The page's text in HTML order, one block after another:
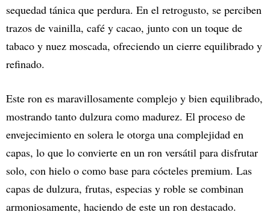
sequedad tánica que perdura. En el retrogusto, se perciben
trazos de vainilla, café y cacao, junto con un toque de
tabaco y nuez moscada, ofreciendo un cierre equilibrado y
refinado.
Este ron es maravillosamente complejo y bien equilibrado,
mostrando tanto dulzura como madurez. El proceso de
envejecimiento en solera le otorga una complejidad en
capas, lo que lo convierte en un ron versátil para disfrutar
solo, con hielo o como base para cócteles premium. Las
capas de dulzura, frutas, especias y roble se combinan
armoniosamente, haciendo de este un ron destacado.